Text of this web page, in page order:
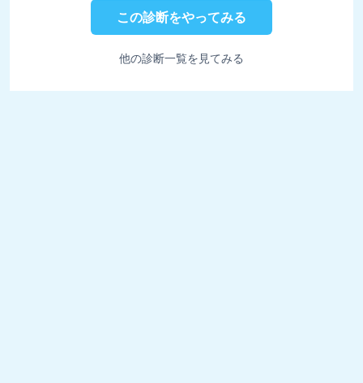
この診断をやってみる
他の診断一覧を見てみる